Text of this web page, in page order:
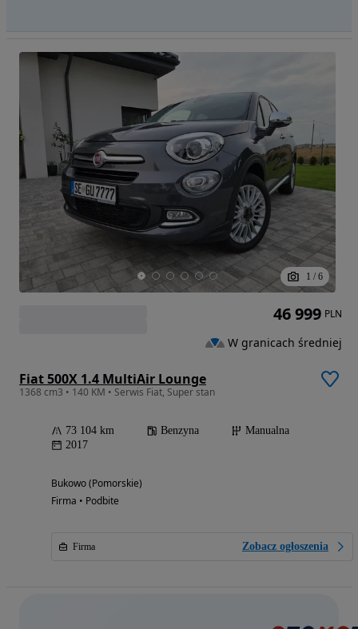
1 / 6
Fiat 500X 1.4 MultiAir Lounge
1368 cm3 • 140 KM • Serwis Fiat, Super stan
73 104 km Benzyna
Manualna
2017
Bukowo (Pomorskie)
Firma • Podbite
Firma Zobacz ogłoszenia
46 999 PLN
W granicach średniej